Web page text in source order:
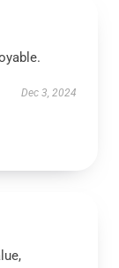
Dec 3, 2024